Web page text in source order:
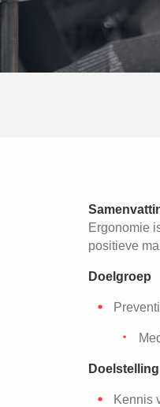
Ergonomie
positieve
Doelgroep
Doelstelling
Kennis